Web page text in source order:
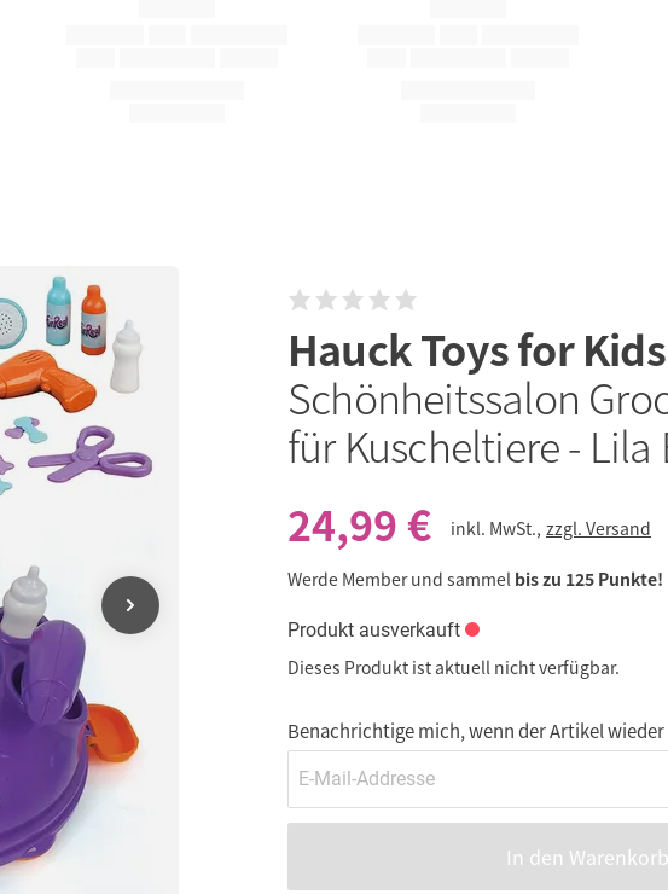
Hauck Toys for Kids
Schönheitssalon
für Kuscheltiere - Lila
24,99 €
inkl. MwSt., zzgl. Versand
Werde Member und sammel bis zu 125 Punkte!
Produkt ausverkauft
Dieses Produkt ist aktuell nicht verfügbar.
Benachrichtige mich, wenn der Artikel
In den Warenkorb